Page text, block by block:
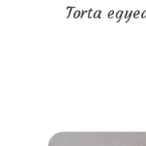
Torta